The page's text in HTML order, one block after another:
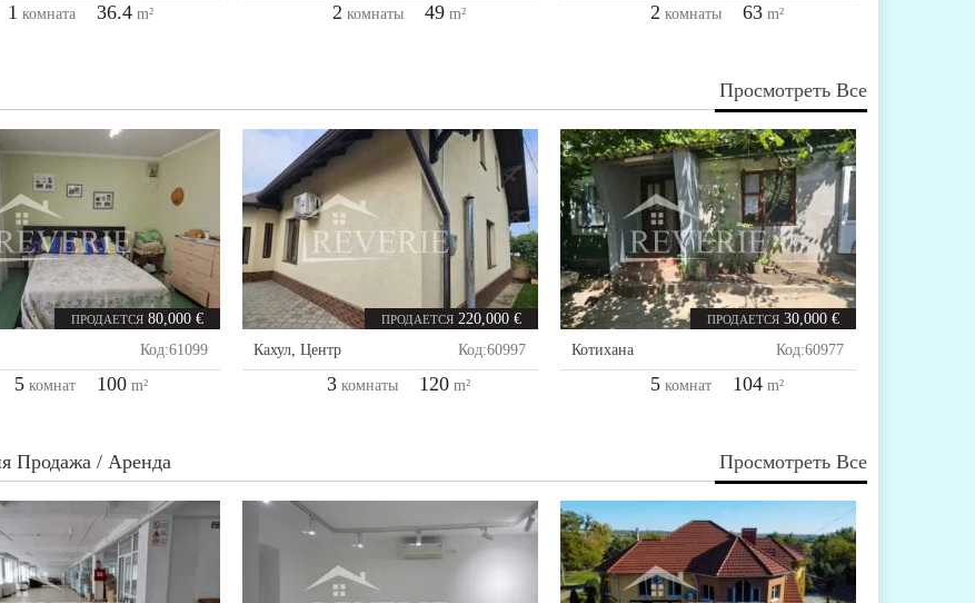
1 комната 36.4 m² 2 комнаты 49m² 2 комнаты 63m²
Просмотреть Все
ПРОДАЕТСЯ 80,000 €
Код:61099
5комнат 100m²
ПРОДАЕТСЯ 220,000 €
Кахул,Центр Код:60997
3 комнаты 120 m²
ПРОДАЕТСЯ 30,000 €
Котихана
Код:60977
5комнат 104m²
Продажа / Аренда Просмотреть Все